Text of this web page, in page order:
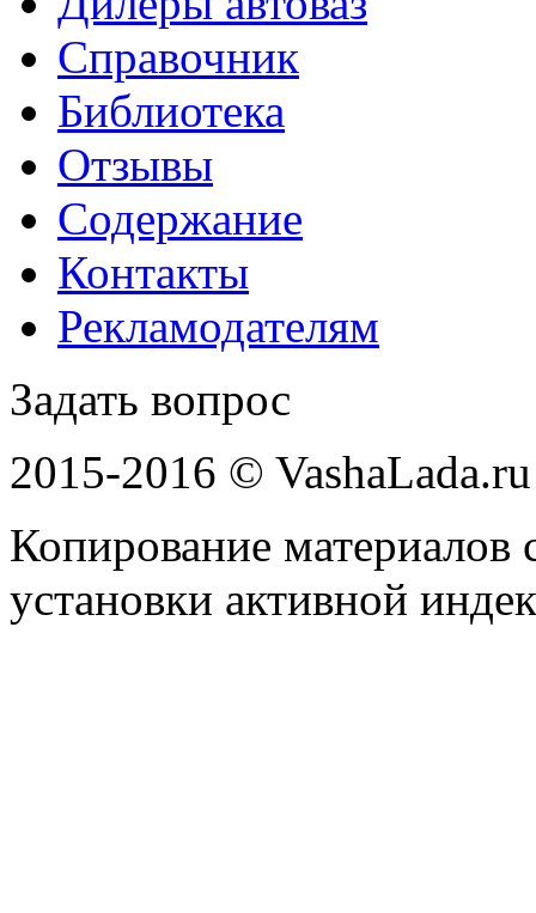
Справочник
Библиотека
Отзывы
Содержание
Контакты
Рекламодателям
Задать вопрос
2015-2016 © VashaLada.ru
Копирование материалов
установки активной